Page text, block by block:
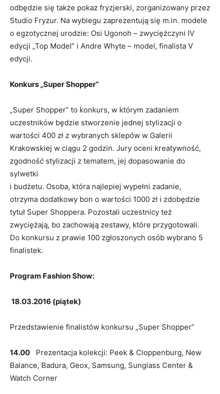
odbędzie się także pokaz fryzjerski, zorganizowany przez
Studio Fryzur. Na wybiegu zaprezentują się m.in. modele
o egzotycznej urodzie: Osi Ugonoh – zwyciężczyni IV
edycji „Top Model” i Andre Whyte – model, finalista V
edycji.
Konkurs „Super Shopper”
„Super Shopper” to konkurs, w którym zadaniem
uczestników będzie stworzenie jednej stylizacji o
wartości 400 zł z wybranych sklepów w Galerii
Krakowskiej w ciągu 2 godzin. Jury oceni kreatywność,
zgodność stylizacji z tematem, jej dopasowanie do
sylwetki
i budżetu. Osoba, która najlepiej wypełni zadanie,
otrzyma dodatkowy bon o wartości 1000 zł i zdobędzie
tytuł Super Shoppera. Pozostali uczestnicy też
zwyciężają, bo zachowają zestawy, które przygotowali.
Do konkursu z prawie 100 zgłoszonych osób wybrano 5
finalistek.
Program Fashion Show:
18.03.2016 (piątek)
Przedstawienie finalistów konkursu „Super Shopper”
14.00 Prezentacja kolekcji: Peek & Cloppenburg, New
Balance, Badura, Geox, Samsung, Sunglass Center &
Watch Corner